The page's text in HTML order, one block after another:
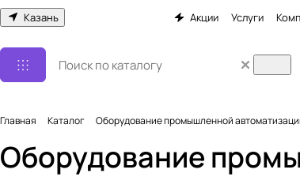
Казань Акции Услуги
Главная Каталог Оборудование промышленной
Оборудование